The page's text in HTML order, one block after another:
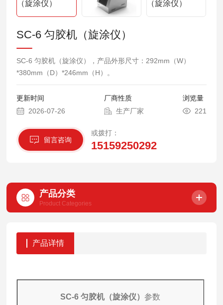
SC-6 匀胶机（旋涂仪）
SC-6 匀胶机（旋涂仪），产品外形尺寸：292mm（W）
*380mm（D）*246mm（H）。
更新时间
2026-07-26
厂商性质
生产厂家
浏览量
221
留言咨询
或拨打：
15159250292
产品分类
Product Categories
产品详情
SC-6 匀胶机（旋涂仪）参数